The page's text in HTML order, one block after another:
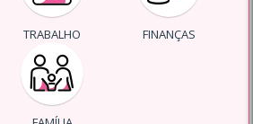
TRABALHO FINANÇAS